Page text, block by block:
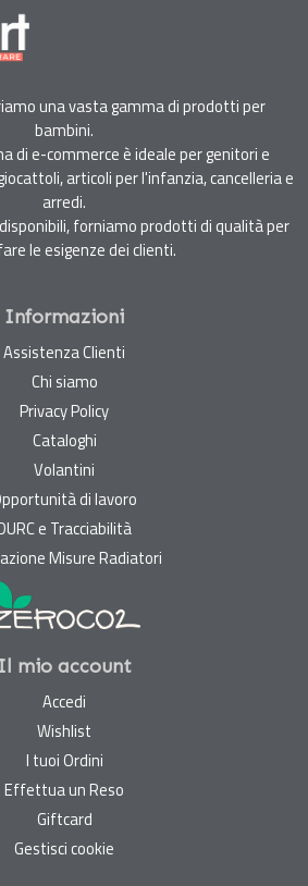
una vasta gamma di prodotti per
bambini.
di e-commerce è ideale per genitori e
articoli per l'infanzia, cancelleria e
arredi.
forniamo prodotti di qualità per
le esigenze dei clienti.
Informazioni
Assistenza Clienti
Chi siamo
Privacy Policy
Cataloghi
Volantini
di lavoro
e Tracciabilità
Misure Radiatori
mio account
Accedi
Wishlist
I tuoi Ordini
Effettua un Reso
Giftcard
Gestisci cookie